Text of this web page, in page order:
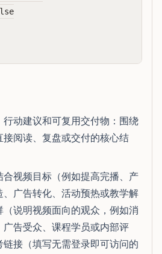
动建议和可复用交付物：围绕
接阅读、复盘或交付的核心结
视频目标（例如提高完播、产
广告转化、活动预热或教学解
说明视频面向的观众，例如消
广告受众、课程学员或内部评
接（填写无需登录即可访问的